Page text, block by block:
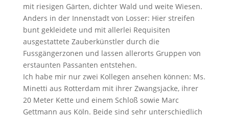
mit riesigen Gärten, dichter Wald und weite Wiesen.
Anders in der Innenstadt von Losser: Hier streifen
bunt gekleidete und mit allerlei Requisiten
ausgestattete Zauberkünstler durch die
Fussgängerzonen und lassen allerorts Gruppen von
erstaunten Passanten entstehen.
Ich habe mir nur zwei Kollegen ansehen können: Ms.
Minetti aus Rotterdam mit ihrer Zwangsjacke, ihrer
20 Meter Kette und einem Schloß sowie Marc
Gettmann aus Köln. Beide sind sehr unterschiedlich